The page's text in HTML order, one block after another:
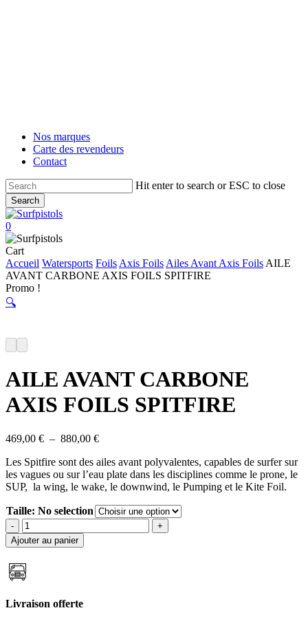
Nos marques
Carte des revendeurs
Contact
Hit enter to search or ESC to close
Search
Close
Search
account
0
Menu
CartClose
Cart
Accueil Watersports Foils Axis Foils Ailes Avant Axis Foils AILE
AVANT CARBONE AXIS FOILS SPITFIRE
Promo !
🔍
AILE AVANT CARBONE
AXIS FOILS SPITFIRE
469,00 € – 880,00 €Plage
prix :
469,00 €
à
Les Spitfire sont des ailes avant polyvalentes, capables de surfer sur
les vagues ou sur l’eau plate dans les disciplines comme le prone, le
SUP, la wing, le wake, le downwind, le Pumping et le Kite Foil.
Taille: No selection
quantité
de
AILE
AVANT
CARBONE
FOILS
SPITFIRE
Ajouter au panier
Livraison offerte